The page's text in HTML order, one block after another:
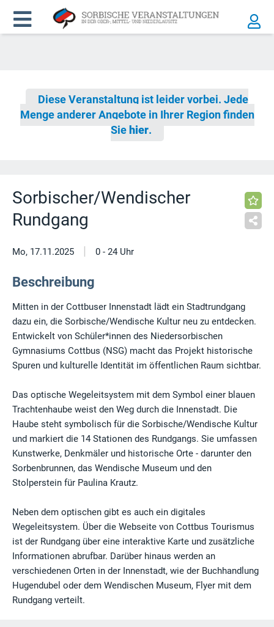
Diese Veranstaltung ist leider vorbei. Jede
Menge anderer Angebote in Ihrer Region finden
Sie hier.
Sorbischer/Wendischer
Rundgang
Mo, 17.11.2025 | 0 - 24 Uhr
Beschreibung
Mitten in der Cottbuser Innenstadt lädt ein Stadtrundgang
dazu ein, die Sorbische/Wendische Kultur neu zu entdecken.
Entwickelt von Schüler*innen des Niedersorbischen
Gymnasiums Cottbus (NSG) macht das Projekt historische
Spuren und kulturelle Identität im öffentlichen Raum sichtbar.
Das optische Wegeleitsystem mit dem Symbol einer blauen
Trachtenhaube weist den Weg durch die Innenstadt. Die
Haube steht symbolisch für die Sorbische/Wendische Kultur
und markiert die 14 Stationen des Rundgangs. Sie umfassen
Kunstwerke, Denkmäler und historische Orte - darunter den
Sorbenbrunnen, das Wendische Museum und den
Stolperstein für Paulina Krautz.
Neben dem optischen gibt es auch ein digitales
Wegeleitsystem. Über die Webseite von Cottbus Tourismus
ist der Rundgang über eine interaktive Karte und zusätzliche
Informationen abrufbar. Darüber hinaus werden an
verschiedenen Orten in der Innenstadt, wie der Buchhandlung
Hugendubel oder dem Wendischen Museum, Flyer mit dem
Rundgang verteilt.